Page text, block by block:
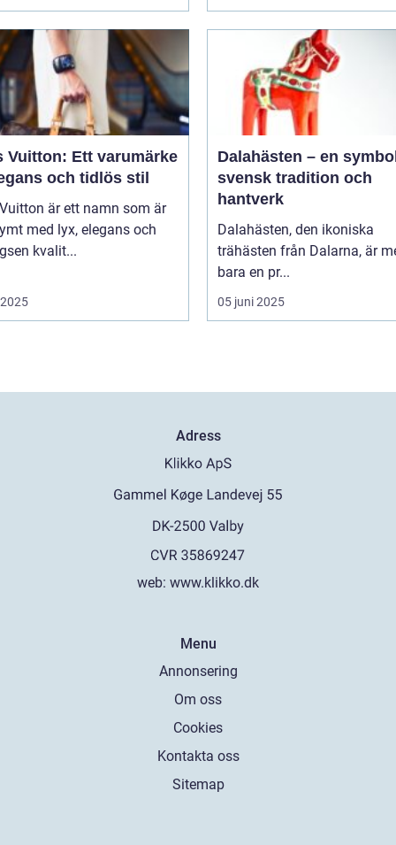
Vuitton: Ett varumärke
och tidlös stil
är ett namn som är
med lyx, elegans och
kvalit...
Dalahästen – en
svensk tradition och
hantverk
Dalahästen, den ikoniska
trähästen från Dalarna, är
bara en pr...
05 juni 2025
Adress
web: www.klikko.dk
Menu
Annonsering
Om oss
Cookies
Kontakta oss
Sitemap